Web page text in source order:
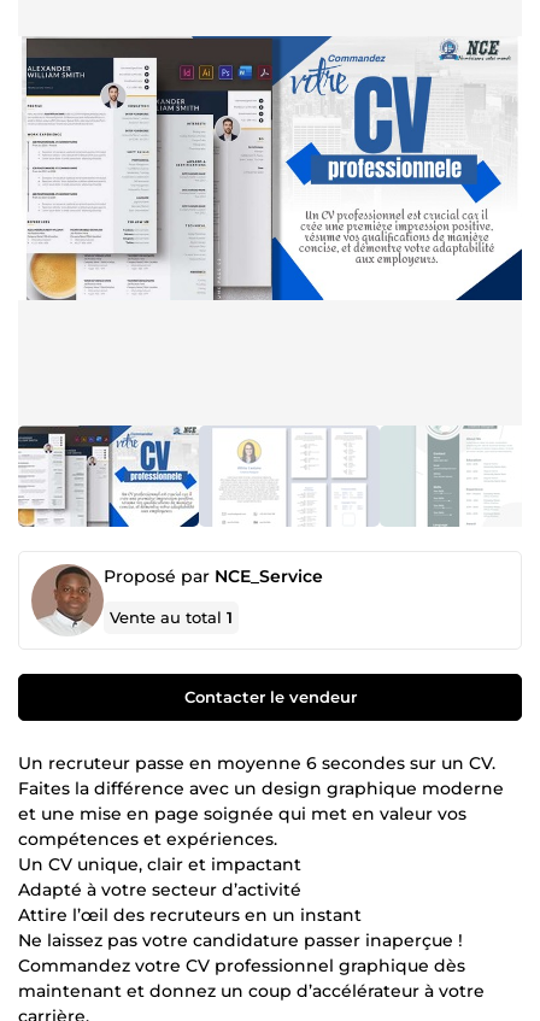
Proposé par NCE_Service
Vente au total1
Contacter le vendeur
Un recruteur passe en moyenne 6 secondes sur un CV.
Faites la différence avec un design graphique moderne
et une mise en page soignée qui met en valeur vos
compétences et expériences.
Un CV unique, clair et impactant
Adapté à votre secteur d’activité
Attire l’œil des recruteurs en un instant
Ne laissez pas votre candidature passer inaperçue !
Commandez votre CV professionnel graphique dès
maintenant et donnez un coup d’accélérateur à votre
carrière.